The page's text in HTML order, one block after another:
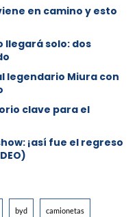
en camino y esto
llegará solo: dos
legendario Miura con
clave para el
¡así fue el regreso
byd camionetas